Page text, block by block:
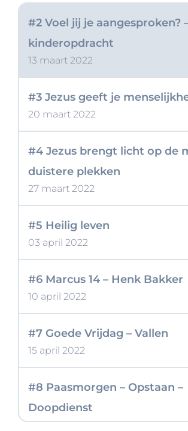
#2 Voel jij je aangesproken?
kinderopdracht
13 maart 2022
#3 Jezus geeft je
20 maart 2022
#4 Jezus brengt licht op de
duistere plekken
27 maart 2022
#5 Heilig leven
03 april 2022
#6 Marcus 14 – Henk Bakker
10 april 2022
#7 Goede Vrijdag – Vallen
15 april 2022
#8 Paasmorgen – Opstaan –
Doopdienst
17 april 2022